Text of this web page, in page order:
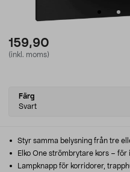
159,90
(inkl. moms)
Select
variant
Färg
Svart
Styr samma belysning från tre
Elko One strömbrytare kors –
Lampknapp för korridorer,